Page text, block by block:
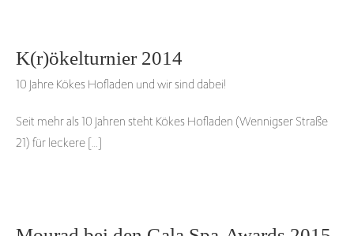
K(r)ökelturnier 2014
10 Jahre Kökes Hofladen und wir sind dabei!
Seit mehr als 10 Jahren steht Kökes Hofladen (Wennigser Straße
21) für leckere […]